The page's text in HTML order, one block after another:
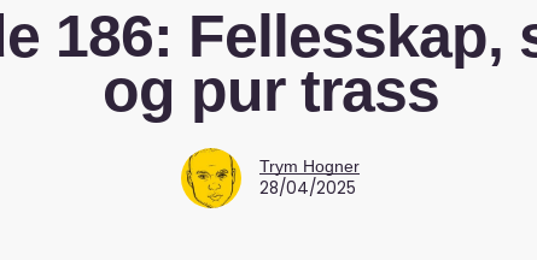
186: Fellesskap,
og pur trass
Trym Hogner
28/04/2025